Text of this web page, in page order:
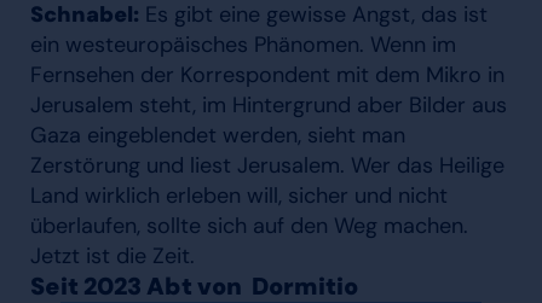
Schnabel: Es gibt eine gewisse Angst, das ist
ein westeuropäisches Phänomen. Wenn im
Fernsehen der Korrespondent mit dem Mikro in
Jerusalem steht, im Hintergrund aber Bilder aus
Gaza eingeblendet werden, sieht man
Zerstörung und liest Jerusalem. Wer das Heilige
Land wirklich erleben will, sicher und nicht
überlaufen, sollte sich auf den Weg machen.
Jetzt ist die Zeit.
Seit 2023 Abt von Dormitio